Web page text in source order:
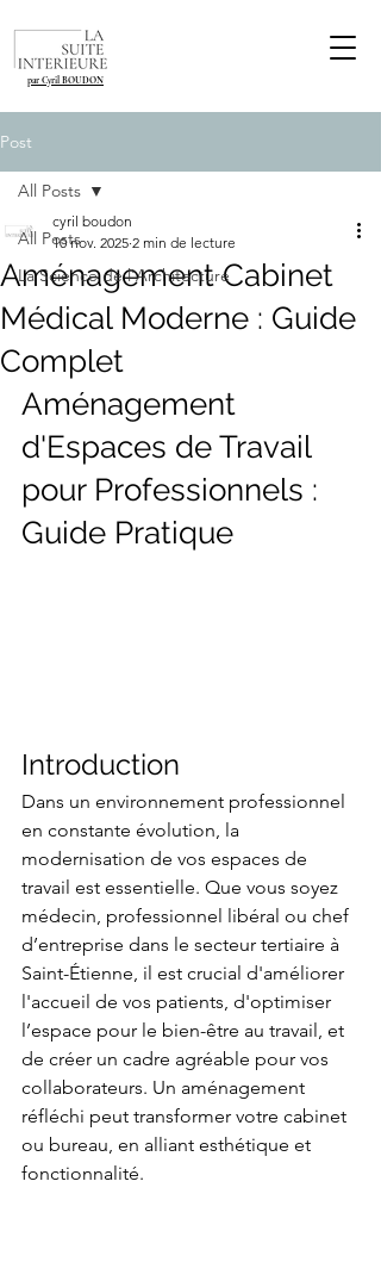
par Cyril BOUDON
Post
All Posts
La Science de l'Architecture
All Posts
Aménagement Cabinet
Médical Moderne : Guide
Complet
cyril boudon
10 nov. 2025 2 min de lecture
Aménagement
d'Espaces de Travail
pour Professionnels :
Guide Pratique
Introduction
Dans un environnement professionnel
en constante évolution, la
modernisation de vos espaces de
travail est essentielle. Que vous soyez
médecin, professionnel libéral ou chef
d’entreprise dans le secteur tertiaire à
Saint-Étienne, il est crucial d'améliorer
l'accueil de vos patients, d'optimiser
l’espace pour le bien-être au travail, et
de créer un cadre agréable pour vos
collaborateurs. Un aménagement
réfléchi peut transformer votre cabinet
ou bureau, en alliant esthétique et
fonctionnalité.